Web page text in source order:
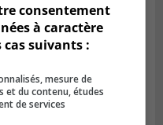
alimentaires à
consentement
à caractère
cas suivants :
mesure de
et du contenu, études
de services